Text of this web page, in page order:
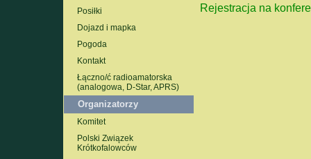
Posiłki
Dojazd i mapka
Pogoda
Kontakt
Łączno/ć radioamatorska
(analogowa, D-Star, APRS)
Organizatorzy
Komitet
Polski Związek
Krótkofalowców
Rejestracja na